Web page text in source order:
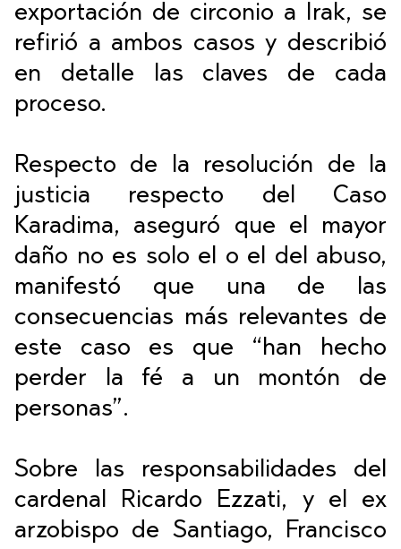
exportación de circonio a Irak, se
refirió a ambos casos y describió
en detalle las claves de cada
proceso.
Respecto de la resolución de la
justicia respecto del Caso
Karadima, aseguró que el mayor
daño no es solo el o el del abuso,
manifestó que una de las
consecuencias más relevantes de
este caso es que “han hecho
perder la fé a un montón de
personas”.
Sobre las responsabilidades del
cardenal Ricardo Ezzati, y el ex
arzobispo de Santiago, Francisco